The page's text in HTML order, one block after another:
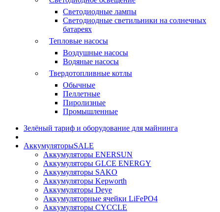
Светодиодные лампы
Светодиодные светильники на солнечных
батареях
Тепловые насосы
Воздушные насосы
Водяные насосы
Твердотопливные котлы
Обычные
Пеллетные
Пиролизные
Промышленные
Зелёный тариф и оборудование для майнинга
АккумуляторыSALE
Аккумуляторы ENERSUN
Аккумуляторы GLCE ENERGY
Аккумуляторы SAKO
Аккумуляторы Kepworth
Аккумуляторы Deye
Аккумуляторные ячейки LiFePO4
Аккумуляторы CYCCLE